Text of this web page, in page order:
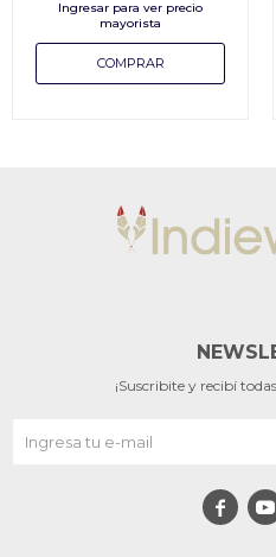
¡Suscribite y recibí
 